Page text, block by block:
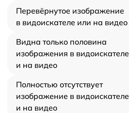
Перевёрнутое изображение
в видоискателе или на видео
Видна только половина
изображения в видоискателе
и на видео
Полностью отсутствует
изображение в видоискателе
и на видео